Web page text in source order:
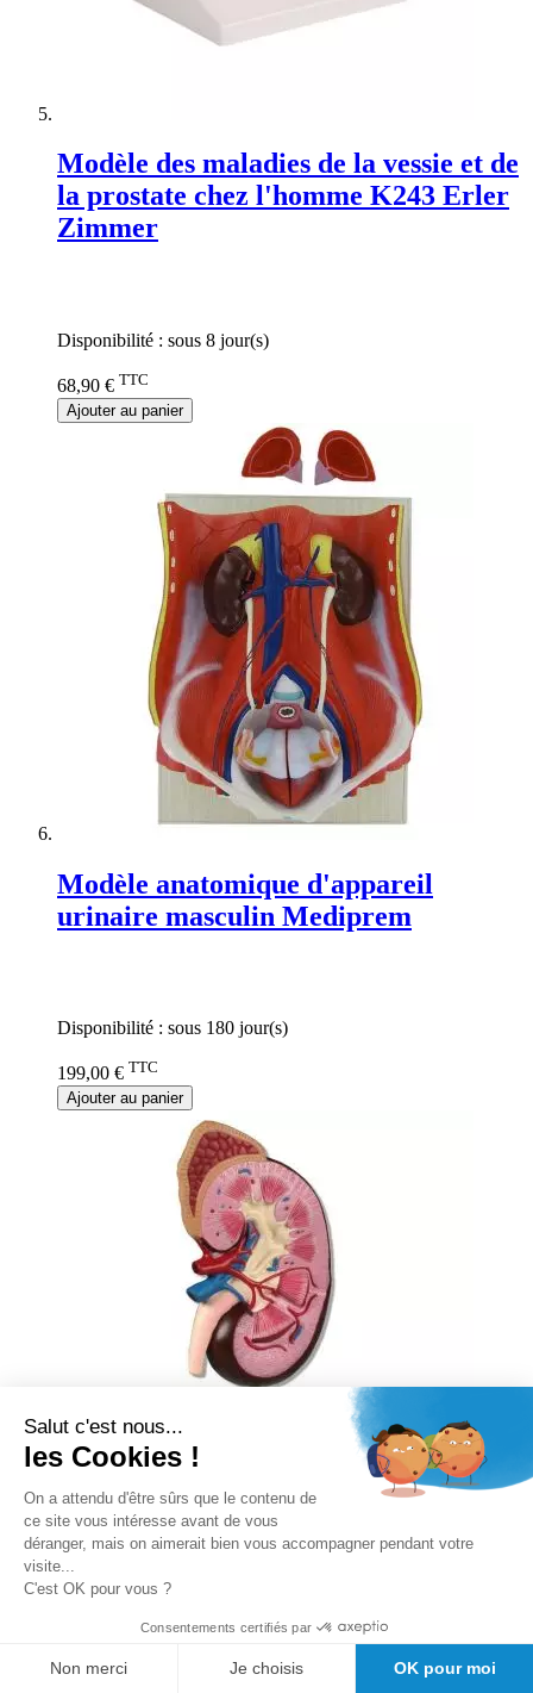
Modèle des maladies de la vessie et de
la prostate chez l'homme K243 Erler
Zimmer
Disponibilité : sous 8 jour(s)
68,90 € TTC
Ajouter au panier
Modèle anatomique d'appareil
urinaire masculin Mediprem
Disponibilité : sous 180 jour(s)
199,00 € TTC
Ajouter au panier
Modèle de rein, agrandi 1,5 fois Erler
Zimmer
0%
Salut c'est nous...
les Cookies !
On a attendu d'être sûrs que le contenu de
ce site vous intéresse avant de vous
déranger, mais on aimerait bien vous accompagner pendant votre
visite...
C'est OK pour vous ?
Consentements certifiés par
Non merci Je choisis OK pour moi